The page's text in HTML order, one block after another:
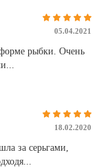
05.04.2021
рыбки. Очень
18.02.2020
за серьгами,